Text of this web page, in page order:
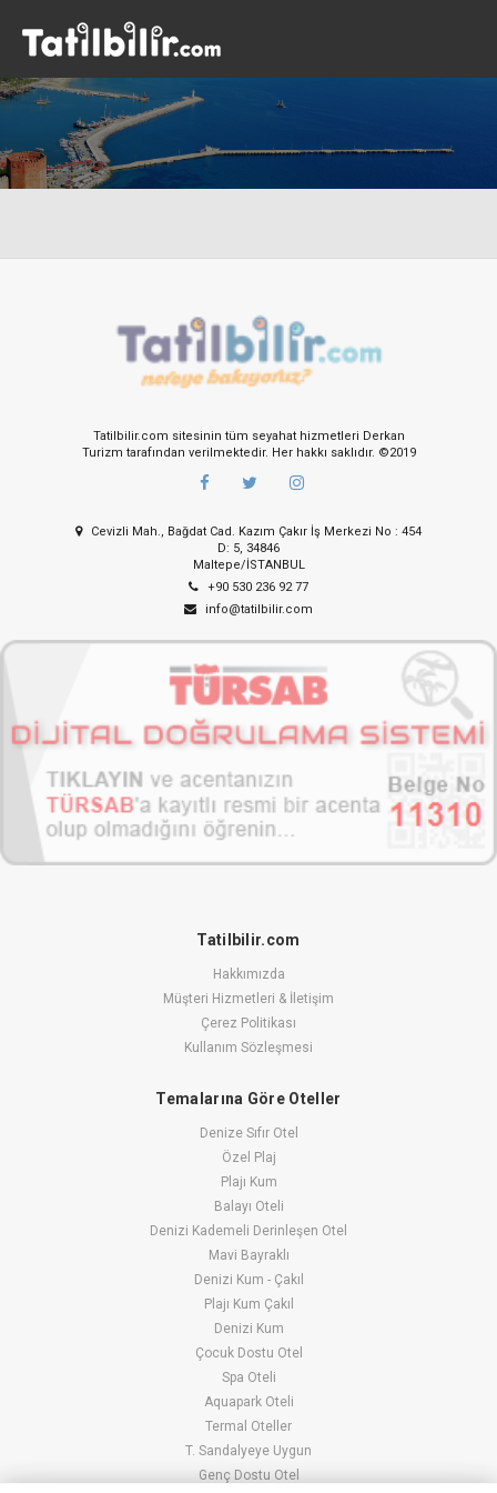
Tatilbilir.com sitesinin tüm seyahat hizmetleri Derkan
Turizm tarafından verilmektedir. Her hakkı saklıdır. ©2019
Cevizli Mah., Bağdat Cad. Kazım Çakır İş Merkezi No : 454
D: 5, 34846
Maltepe/İSTANBUL
+90 530 236 92 77
info@tatilbilir.com
Tatilbilir.com
Hakkımızda
Müşteri Hizmetleri & İletişim
Çerez Politikası
Kullanım Sözleşmesi
Temalarına Göre Oteller
Denize Sıfır Otel
Özel Plaj
Plajı Kum
Balayı Oteli
Denizi Kademeli Derinleşen Otel
Mavi Bayraklı
Denizi Kum - Çakıl
Plajı Kum Çakıl
Denizi Kum
Çocuk Dostu Otel
Spa Oteli
Aquapark Oteli
Termal Oteller
T. Sandalyeye Uygun
Genç Dostu Otel